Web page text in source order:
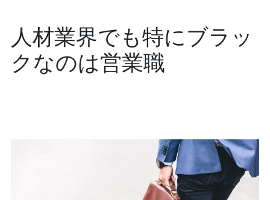
人材業界でも特にブラッ
クなのは営業職